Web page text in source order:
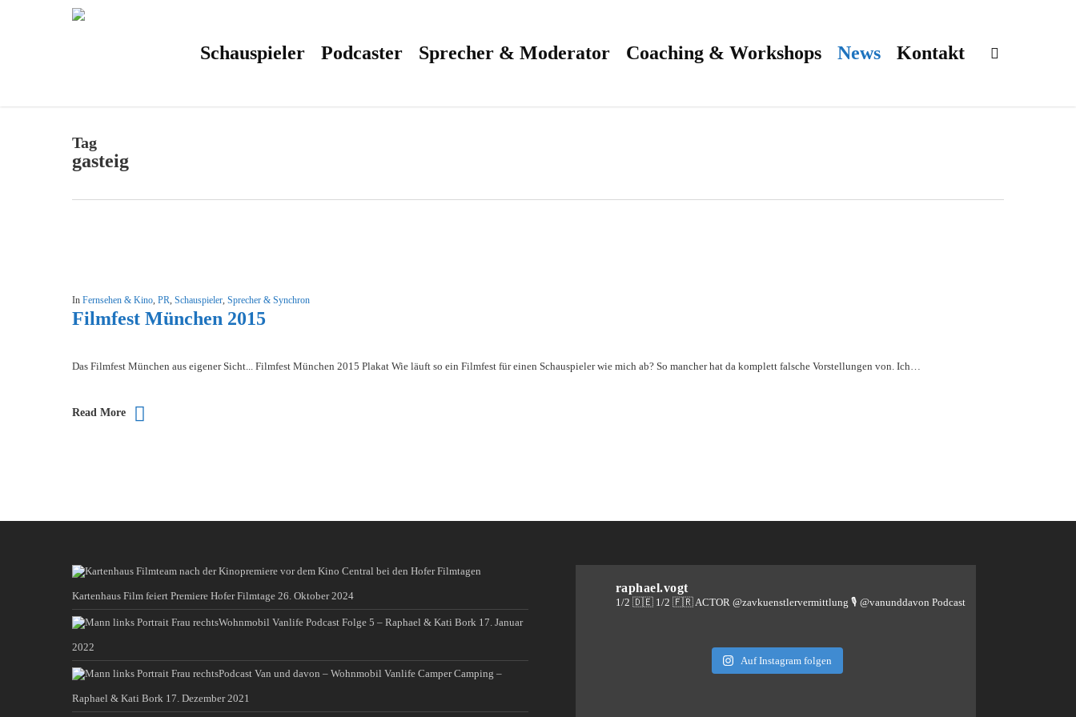
Schauspieler Podcaster Sprecher & Moderator Coaching & Workshops News Kontakt
Tag
gasteig
In Fernsehen & Kino, PR, Schauspieler, Sprecher & Synchron
Filmfest München 2015
Das Filmfest München aus eigener Sicht... Filmfest München 2015 Plakat Wie läuft so ein Filmfest für einen Schauspieler wie mich ab? So mancher hat da komplett falsche Vorstellungen von. Ich…
Read More
Kartenhaus Film feiert Premiere Hofer Filmtage 26. Oktober 2024
Wohnmobil Vanlife Podcast Folge 5 – Raphael & Kati Bork 17. Januar
2022
Podcast Van und davon – Wohnmobil Vanlife Camper Camping –
Raphael & Kati Bork 17. Dezember 2021
raphael.vogt
1/2 🇩🇪 1/2 🇫🇷 ACTOR @zavkuenstlervermittlung 🎙️ @vanunddavon Podcast
Auf Instagram folgen